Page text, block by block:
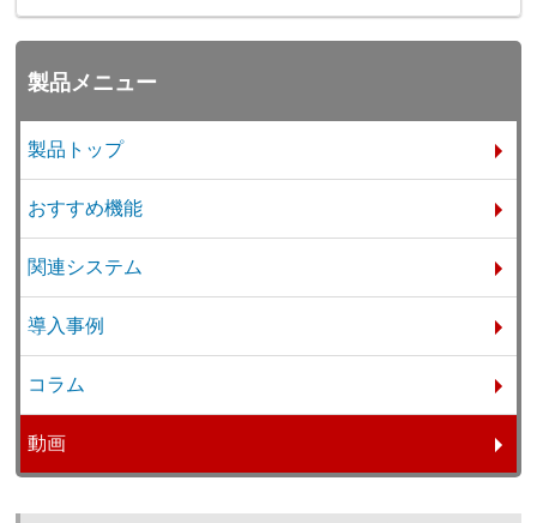
製品メニュー
製品トップ
おすすめ機能
関連システム
導入事例
コラム
動画